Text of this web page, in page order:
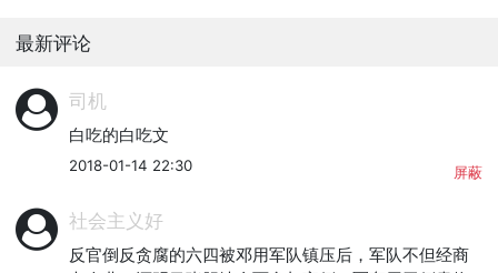
最新评论
司机
白吃的白吃文
2018-01-14 22:30 屏蔽
社会主义好
反官倒反贪腐的六四被邓用军队镇压后，军队不但经商